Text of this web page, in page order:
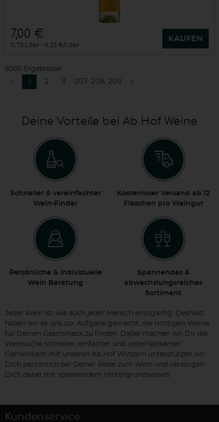
7,00 €
0,75 Liter 9,33 €/Liter
KAUFEN
5005 Ergebnisse
« 2 3 207 208 209 »
Deine Vorteile bei Ab Hof Weine
Schneller & vereinfachter
Wein-Finder
Kostenloser Versand ab 12
Flaschen pro Weingut
Persönliche & individuelle
Wein Beratung
Spannendes &
abwechslungsreiches
Sortiment
Jeder Wein ist wie auch jeder Mensch einzigartig. Deshalb
haben wir es uns zur Aufgabe gemacht, die richtigen Weine
für Deinen Geschmack zu finden. Dabei machen wir Dir die
Weinsuche schneller, einfacher und unterhaltsamer!
Gemeinsam mit unseren Ab Hof Winzern unterstützen wir
Dich persönlich bei Deiner Reise zum Wein und versorgen
Dich dabei mit spannendem Hintergrundwissen.
Kundenservice